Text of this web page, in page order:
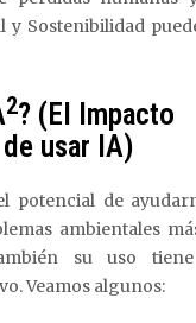
Sostenibilidad
2? (El Impacto
usar IA)
potencial de
ambientales
su uso
Veamos algunos: